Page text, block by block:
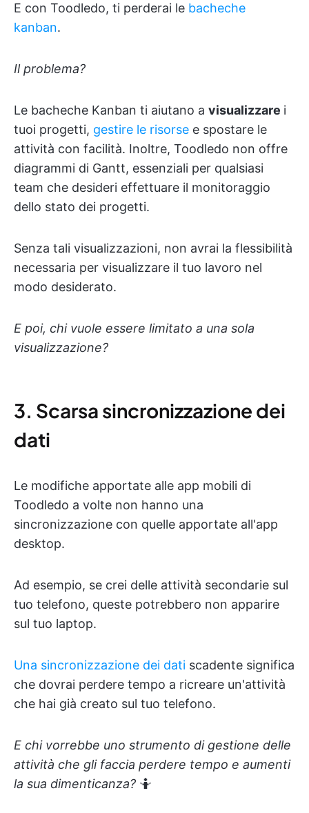
E con Toodledo, ti perderai le bacheche
kanban.
Il problema?
Le bacheche Kanban ti aiutano a visualizzare i
tuoi progetti, gestire le risorse e spostare le
attività con facilità. Inoltre, Toodledo non offre
diagrammi di Gantt, essenziali per qualsiasi
team che desideri effettuare il monitoraggio
dello stato dei progetti.
Senza tali visualizzazioni, non avrai la flessibilità
necessaria per visualizzare il tuo lavoro nel
modo desiderato.
E poi, chi vuole essere limitato a una sola
visualizzazione?
3. Scarsa sincronizzazione dei
dati
Le modifiche apportate alle app mobili di
Toodledo a volte non hanno una
sincronizzazione con quelle apportate all'app
desktop.
Ad esempio, se crei delle attività secondarie sul
tuo telefono, queste potrebbero non apparire
sul tuo laptop.
Una sincronizzazione dei dati scadente significa
che dovrai perdere tempo a ricreare un'attività
che hai già creato sul tuo telefono.
E chi vorrebbe uno strumento di gestione delle
attività che gli faccia perdere tempo e aumenti
la sua dimenticanza? 🤷